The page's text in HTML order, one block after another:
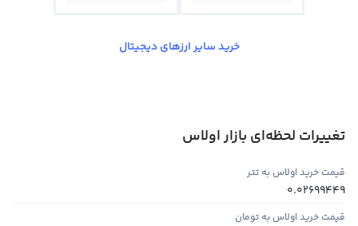
خرید سایر ارزهای دیجیتال
تغییرات لحظه‌ای بازار اولاس
قیمت خرید اولاس به تتر
0.02699449
قیمت خرید اولاس به تومان